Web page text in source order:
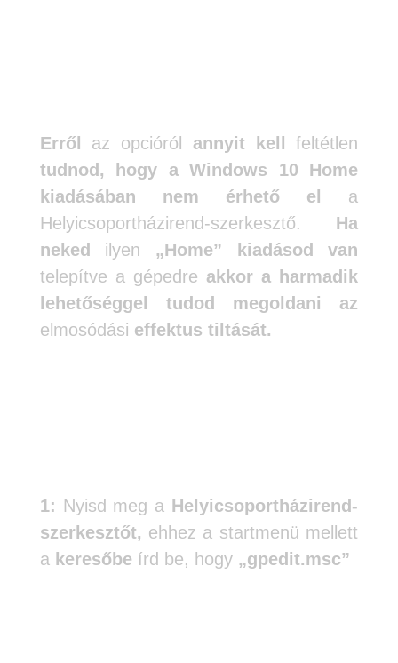
Erről az opcióról annyit kell
feltétlen
tudnod, hogy a Windows 10 Home
kiadásában nem érhető el
a
Helyicsoportházirend-szerkesztő. Ha
neked
ilyen „Home” kiadásod van
telepítve a gépedre akkor a harmadik
lehetőséggel tudod megoldani az
elmosódási effektus tiltását.
1: Nyisd meg a Helyicsoportházirend-
szerkesztőt, ehhez a startmenü mellett
a keresőbe írd be, hogy „gpedit.msc”